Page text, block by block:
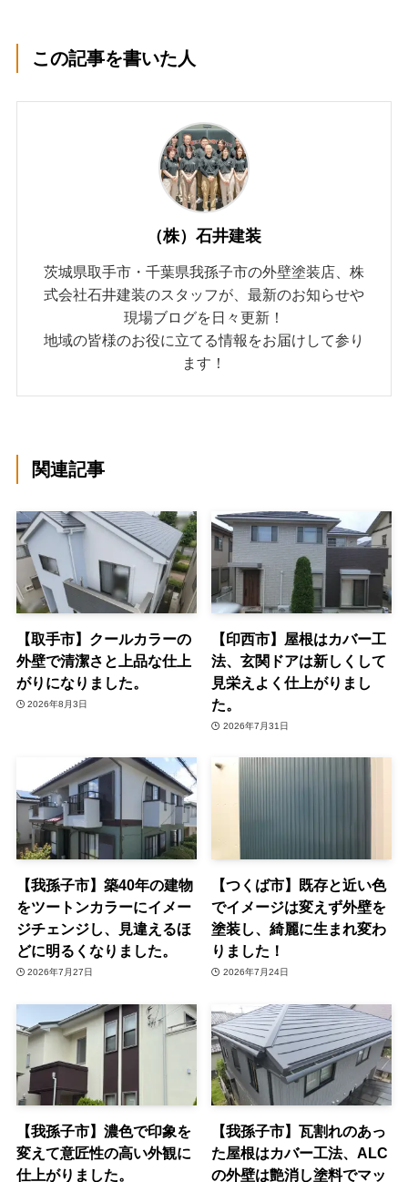
この記事を書いた人
（株）石井建装
茨城県取手市・千葉県我孫子市の外壁塗装店、株
式会社石井建装のスタッフが、最新のお知らせや
現場ブログを日々更新！
地域の皆様のお役に立てる情報をお届けして参り
ます！
関連記事
【取手市】クールカラーの
外壁で清潔さと上品な仕上
がりになりました。
2026年8月3日
【印西市】屋根はカバー工
法、玄関ドアは新しくして
見栄えよく仕上がりまし
た。
2026年7月31日
【我孫子市】築40年の建物
をツートンカラーにイメー
ジチェンジし、見違えるほ
どに明るくなりました。
2026年7月27日
【つくば市】既存と近い色
でイメージは変えず外壁を
塗装し、綺麗に生まれ変わ
りました！
2026年7月24日
【我孫子市】濃色で印象を
変えて意匠性の高い外観に
仕上がりました。
【我孫子市】瓦割れのあっ
た屋根はカバー工法、ALC
の外壁は艶消し塗料でマッ